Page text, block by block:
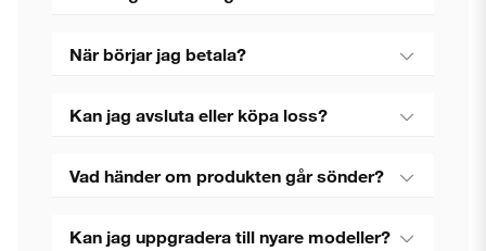
När börjar jag betala?
Kan jag avsluta eller köpa loss?
Vad händer om produkten går sönder?
Kan jag uppgradera till nyare modeller?